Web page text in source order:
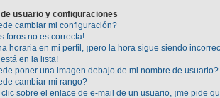
usuario y configuraciones
cambiar mi configuración?
foros no es correcta!
horaria en mi perfil, ¡pero la hora sigue siendo
en la lista!
poner una imagen debajo de mi nombre de usuario?
cambiar mi rango?
sobre el enlace de e-mail de un usuario, ¡me pide